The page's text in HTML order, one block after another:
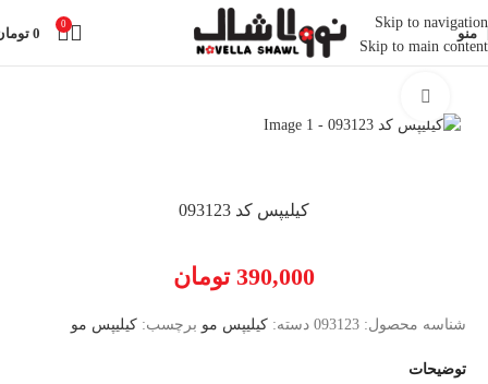
Skip to navigation
Skip to main content
منو
0
0
خانه اکسسوری کیلیپس مو
کیلیپس کد 093123
390,000 تومان
شناسه محصول: 093123 دسته: کیلیپس مو برچسب: کیلیپس مو
توضیحات